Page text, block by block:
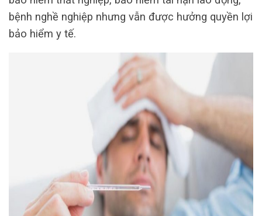
bệnh nghề nghiệp nhưng vẫn được hưởng quyền lợi
bảo hiểm y tế.